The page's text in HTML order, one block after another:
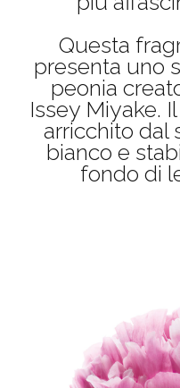
Questa
presenta uno
peonia
Issey Miyake.
arricchito dal
bianco e
fondo di